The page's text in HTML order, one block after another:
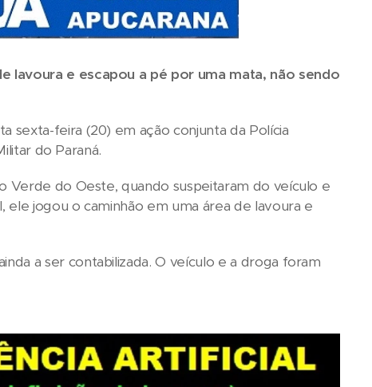
lavoura e escapou a pé por uma mata, não sendo
sexta-feira (20) em ação conjunta da Polícia
do Paraná.
Verde do Oeste, quando suspeitaram do veículo e
jogou o caminhão em uma área de lavoura e
a ser contabilizada. O veículo e a droga foram